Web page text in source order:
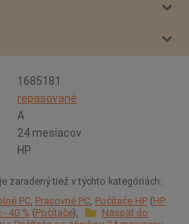
1685181
repasované
A
24 mesiacov
HP
je zaradený tiež v týchto kategóriách:
PC Pracovné PC Počítače HP HP
40 % Počítače
Naspäť do